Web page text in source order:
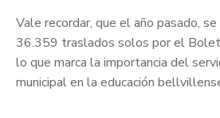
Vale recordar, que el año pasado,
36.359 traslados solos por el
lo que marca la importancia del
municipal en la educación